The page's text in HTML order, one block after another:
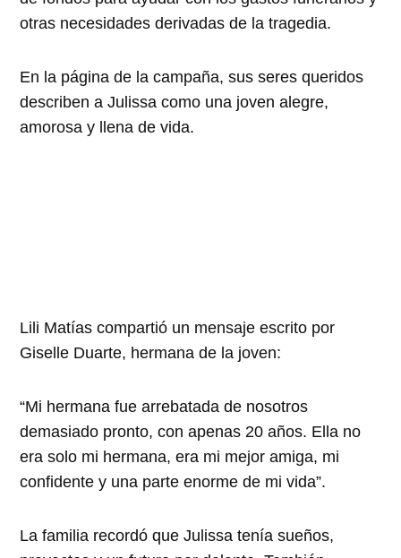
otras necesidades derivadas de la tragedia.
En la página de la campaña, sus seres queridos
describen a Julissa como una joven alegre,
amorosa y llena de vida.
Lili Matías compartió un mensaje escrito por
Giselle Duarte, hermana de la joven:
“Mi hermana fue arrebatada de nosotros
demasiado pronto, con apenas 20 años. Ella no
era solo mi hermana, era mi mejor amiga, mi
confidente y una parte enorme de mi vida”.
La familia recordó que Julissa tenía sueños,